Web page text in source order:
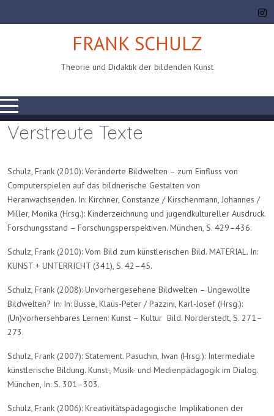
FRANK SCHULZ
Theorie und Didaktik der bildenden Kunst
Mobile Menu Toggle
Verstreute Texte
Schulz, Frank (2010): Veränderte Bildwelten – zum Einfluss von
Computerspielen auf das bildnerische Gestalten von
Heranwachsenden. In: Kirchner, Constanze / Kirschenmann, Johannes /
Miller, Monika (Hrsg.): Kinderzeichnung und jugendkultureller Ausdruck.
Forschungsstand – Forschungsperspektiven. München, S. 429–436.
Schulz, Frank (2010): Vom Bild zum künstlerischen Bild. MATERIAL. In:
KUNST + UNTERRICHT (341), S. 42–45.
Schulz, Frank (2008): Unvorhergesehene Bildwelten – Ungewollte
Bildwelten? In: In: Busse, Klaus-Peter / Pazzini, Karl-Josef (Hrsg.):
(Un)vorhersehbares Lernen: Kunst – Kultur Bild. Norderstedt, S. 271–
273.
Schulz, Frank (2007): Statement. Pasuchin, Iwan (Hrsg.): Intermediale
künstlerische Bildung. Kunst-, Musik- und Medienpädagogik im Dialog.
München, In: S. 301–303.
Schulz, Frank (2006): Kreativitätspädagogische Implikationen der